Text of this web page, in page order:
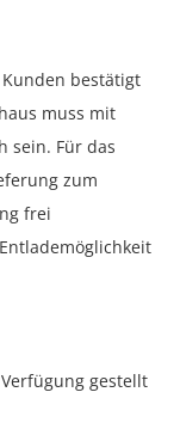
bestätigt
muss mit
sein. Für das
zum
frei
gestellt